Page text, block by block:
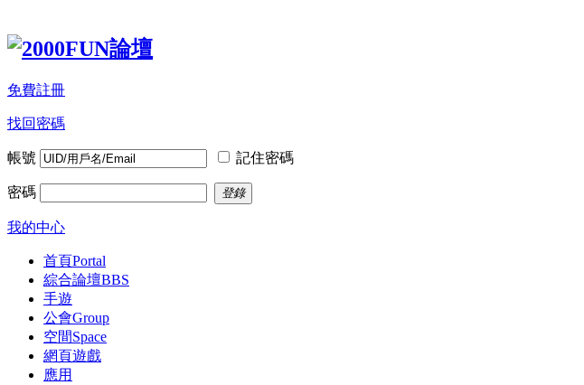
免費註冊
找回密碼
帳號 記住密碼
密碼 登錄
我的中心
首頁Portal
綜合論壇BBS
手遊
公會Group
空間Space
網頁遊戲
應用